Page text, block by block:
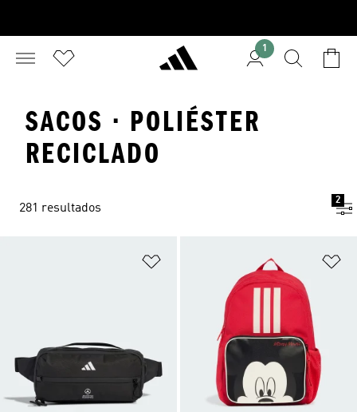
1
SACOS · POLIÉSTER
RECICLADO
281 resultados
2
Adicionar à Lista de Desejos